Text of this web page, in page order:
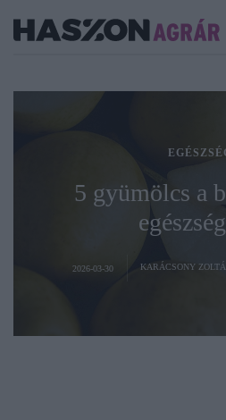
5 gyümölcs a
2026-03-30 KARÁCSONY